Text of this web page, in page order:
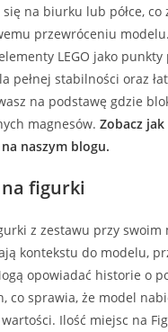
na biurku lub półce, co
przewróceniu
LEGO jako punkty
pełnej stabilności oraz
na podstawę gdzie
magnesów. Zobacz
naszym blogu.
figurki
z zestawu przy swoim
kontekstu do modelu,
opowiadać historie o
co sprawia, że model
Ilość miejsc na